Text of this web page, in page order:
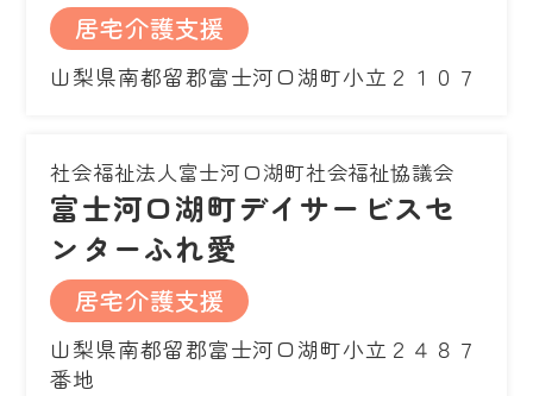
居宅介護支援
山梨県南都留郡富士河口湖町小立２１０７
社会福祉法人富士河口湖町社会福祉協議会
富士河口湖町デイサービスセ
ンターふれ愛
居宅介護支援
山梨県南都留郡富士河口湖町小立２４８７
番地